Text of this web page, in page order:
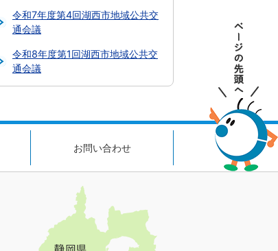
令和7年度第4回湖西市地域公共交
通会議
令和8年度第1回湖西市地域公共交
通会議
お問い合わせ